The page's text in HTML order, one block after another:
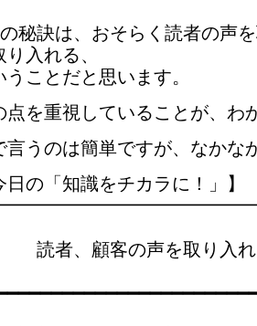
秘訣は、おそらく読者の声
り入れる、
ことだと思います。
を重視していることが、わ
うのは簡単ですが、なかな
の「知識をチカラに！」】
、顧客の声を取り入れ